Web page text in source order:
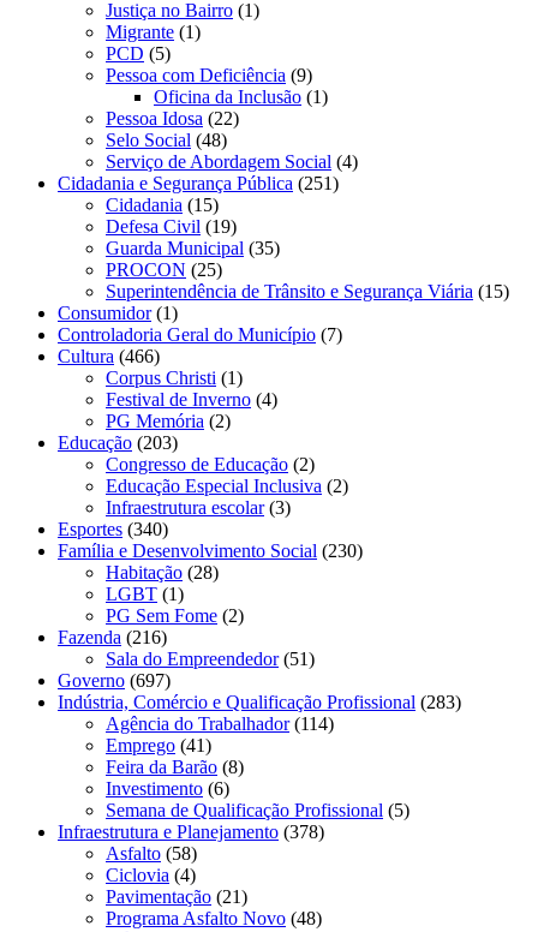
Justiça no Bairro (1)
Migrante (1)
PCD (5)
Pessoa com Deficiência (9)
Oficina da Inclusão (1)
Pessoa Idosa (22)
Selo Social (48)
Serviço de Abordagem Social (4)
Cidadania e Segurança Pública (251)
Cidadania (15)
Defesa Civil (19)
Guarda Municipal (35)
PROCON (25)
Superintendência de Trânsito e Segurança Viária (15)
Consumidor(1)
Controladoria Geral do Município (7)
Cultura (466)
Corpus Christi (1)
Festival de Inverno (4)
PG Memória (2)
Educação (203)
Congresso de Educação (2)
Educação Especial Inclusiva (2)
Infraestrutura escolar(3)
Esportes (340)
Família e Desenvolvimento Social (230)
Habitação (28)
LGBT (1)
PG Sem Fome (2)
Fazenda (216)
Sala do Empreendedor(51)
Governo (697)
Indústria, Comércio e Qualificação Profissional (283)
Agência do Trabalhador(114)
Emprego (41)
Feira da Barão (8)
Investimento (6)
Semana de Qualificação Profissional (5)
Infraestrutura e Planejamento (378)
Asfalto (58)
Ciclovia (4)
Pavimentação (21)
Programa Asfalto Novo (48)